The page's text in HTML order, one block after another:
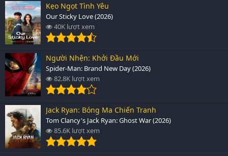
Kẹo Ngọt Tình Yêu
Our Sticky Love (2026)
40K lượt xem
Người Nhện: Khởi Đầu Mới
Spider-Man: Brand New Day (2026)
82.8K lượt xem
Jack Ryan: Bóng Ma Chiến Tranh
Tom Clancy's Jack Ryan: Ghost War (2026)
85.6K lượt xem